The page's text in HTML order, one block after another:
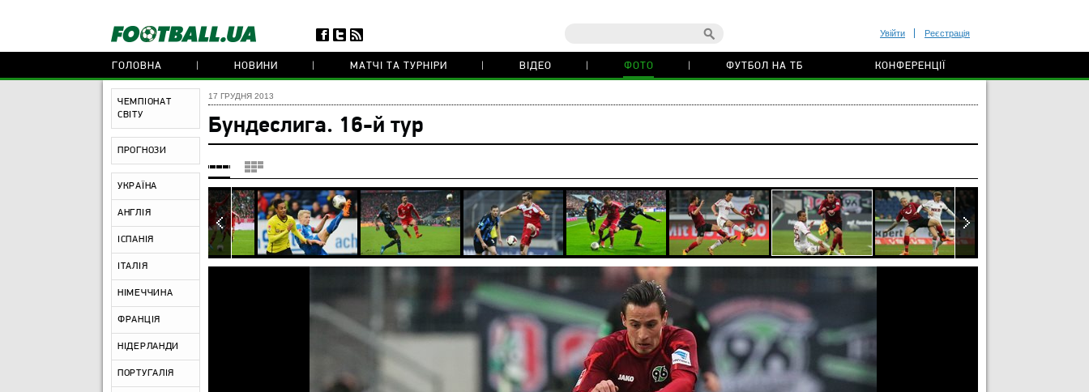
Увійти Реєстрація
ГОЛОВНА НОВИНИ МАТЧІ ТА ТУРНІРИ ВІДЕО ФОТО ФУТБОЛ НА ТБ КОНФЕРЕНЦІЇ
ЧЕМПІОНАТ
СВІТУ
ПРОГНОЗИ
УКРАЇНА
АНГЛІЯ
ІСПАНІЯ
ІТАЛІЯ
НІМЕЧЧИНА
ФРАНЦІЯ
НІДЕРЛАНДИ
ПОРТУГАЛІЯ
17 ГРУДНЯ 2013
Бундеслига. 16-й тур